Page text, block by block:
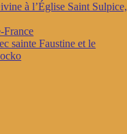
à l’Église Saint Sulpice,
France
sainte Faustine et le